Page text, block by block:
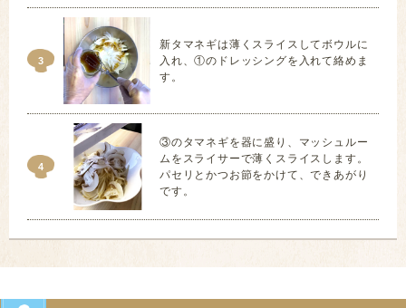
3
新タマネギは薄くスライスしてボウルに
入れ、①のドレッシングを入れて絡めま
す。
4
③のタマネギを器に盛り、マッシュルー
ムをスライサーで薄くスライスします。
パセリとかつお節をかけて、できあがり
です。